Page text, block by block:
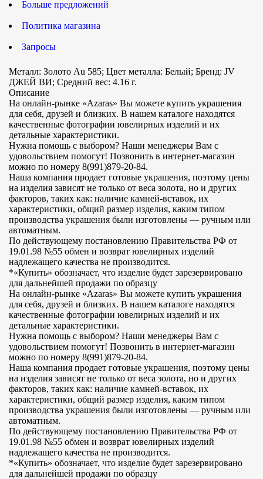
Больше предложений
Политика магазина
Запросы
Металл: Золото Au 585; Цвет металла: Белый; Бренд: JV
ДЖЕЙ ВИ; Средний вес: 4.16 г.
Описание
На онлайн-рынке «Azaras» Вы можете купить украшения
для себя, друзей и близких. В нашем каталоге находятся
качественные фотографии ювелирных изделий и их
детальные характеристики.
Нужна помощь с выбором? Наши менеджеры Вам с
удовольствием помогут! Позвонить в интернет-магазин
можно по номеру 8(991)879-20-84.
Наша компания продает готовые украшения, поэтому цены
на изделия зависят не только от веса золота, но и других
факторов, таких как: наличие камней-вставок, их
характеристики, общий размер изделия, каким типом
производства украшения были изготовлены — ручным или
автоматным.
По действующему постановлению Правительства РФ от
19.01.98 №55 обмен и возврат ювелирных изделий
надлежащего качества не производится.
*«Купить» обозначает, что изделие будет зарезервировано
для дальнейшей продажи по образцу
На онлайн-рынке «Azaras» Вы можете купить украшения
для себя, друзей и близких. В нашем каталоге находятся
качественные фотографии ювелирных изделий и их
детальные характеристики.
Нужна помощь с выбором? Наши менеджеры Вам с
удовольствием помогут! Позвонить в интернет-магазин
можно по номеру 8(991)879-20-84.
Наша компания продает готовые украшения, поэтому цены
на изделия зависят не только от веса золота, но и других
факторов, таких как: наличие камней-вставок, их
характеристики, общий размер изделия, каким типом
производства украшения были изготовлены — ручным или
автоматным.
По действующему постановлению Правительства РФ от
19.01.98 №55 обмен и возврат ювелирных изделий
надлежащего качества не производится.
*«Купить» обозначает, что изделие будет зарезервировано
для дальнейшей продажи по образцу